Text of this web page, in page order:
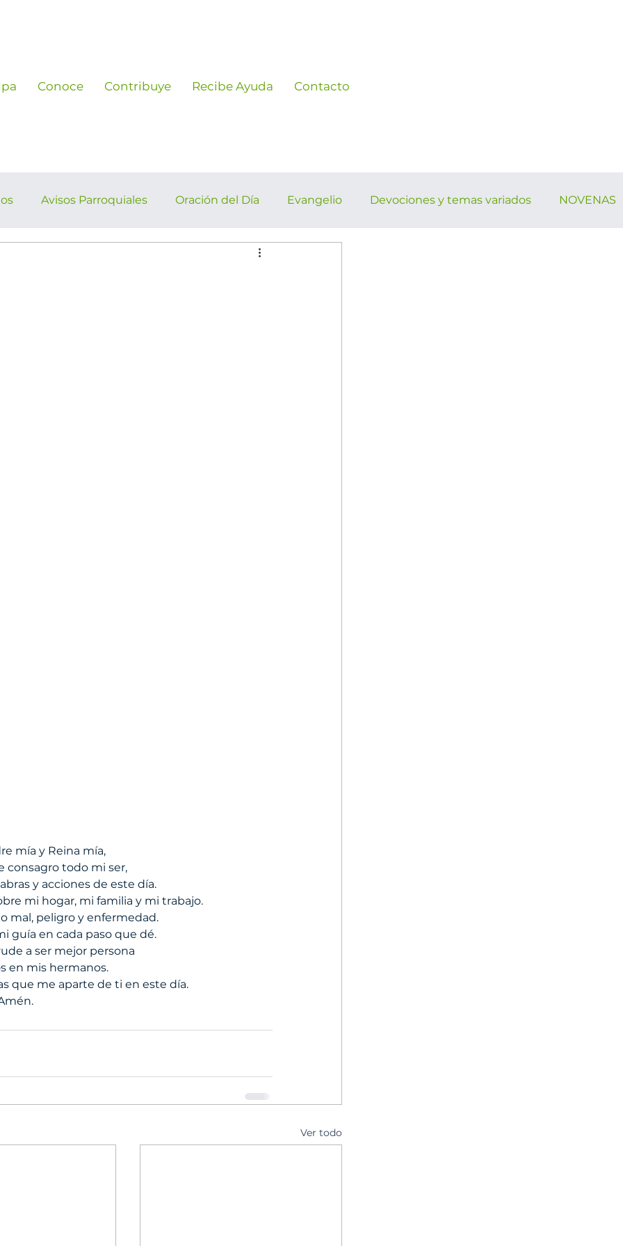
Conoce Contribuye Recibe Ayuda Contacto
Avisos Parroquiales Oración del Día Evangelio Devociones y temas variados NOVENAS
mía y Reina mía,
consagro todo mi ser,
y acciones de este día.
mi hogar, mi familia y mi trabajo.
mal, peligro y enfermedad.
guía en cada paso que dé.
a ser mejor persona
en mis hermanos.
que me aparte de ti en este día.
Ver todo